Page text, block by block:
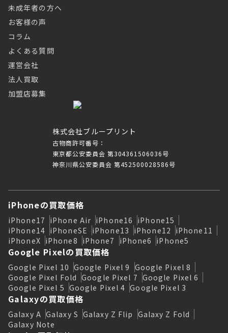
株式会社ブループリント
古物商許可番号：
東京都公安委員会 第304361506036号
神奈川県公安委員会 第452500028586号
未成年者の方へ
お客様の声
コラム
よくある質問
運営会社
法人買取
加盟店募集
iPhoneの買取価格
iPhone17 iPhone Air iPhone16 iPhone15
iPhone14 iPhoneSE iPhone13 iPhone12 iPhone11
iPhoneX iPhone8 iPhone7 iPhone6 iPhone5
Google Pixelの買取価格
Google Pixel 10 Google Pixel 9 Google Pixel 8
Google Pixel Fold Google Pixel 7 Google Pixel 6
Google Pixel 5 Google Pixel 4 Google Pixel 3
Galaxyの買取価格
Galaxy A Galaxy S Galaxy Z Flip Galaxy Z Fold
Galaxy Note